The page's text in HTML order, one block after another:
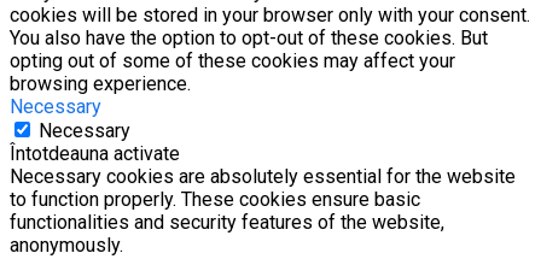
cookies will be stored in your browser only with your consent.
You also have the option to opt-out of these cookies. But
opting out of some of these cookies may affect your
browsing experience.
Necessary
Necessary
Întotdeauna activate
Necessary cookies are absolutely essential for the website
to function properly. These cookies ensure basic
functionalities and security features of the website,
anonymously.